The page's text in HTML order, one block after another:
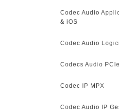
Codec Audio
& iOS
Codec Audio
Codecs Audio PCIe
Codec IP MPX
Codec Audio IP